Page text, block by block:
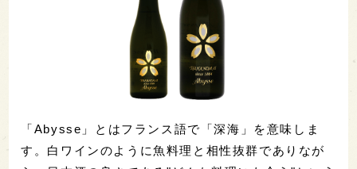
「Abysse」とはフランス語で「深海」を意味しま
す。白ワインのように魚料理と相性抜群でありなが